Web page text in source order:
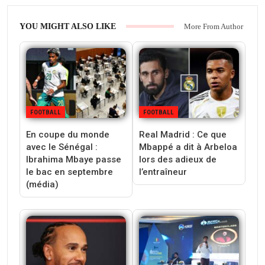
YOU MIGHT ALSO LIKE More From Author
FOOTBALL
En coupe du monde
avec le Sénégal :
Ibrahima Mbaye passe
le bac en septembre
(média)
FOOTBALL
Real Madrid : Ce que
Mbappé a dit à Arbeloa
lors des adieux de
l’entraîneur